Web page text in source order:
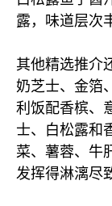
露，味道层次
其他精选推介
奶芝士、金箔
利饭配香槟、
士、白松露和
菜、薯蓉、牛
发挥得淋漓尽